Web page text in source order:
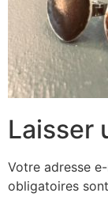
Laisser
Votre adresse
obligatoires